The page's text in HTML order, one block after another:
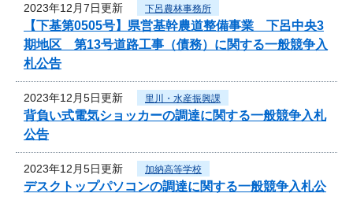
2023年12月7日更新 下呂農林事務所
【下基第0505号】県営基幹農道整備事業 下呂中央3
期地区 第13号道路工事（債務）に関する一般競争入
札公告
2023年12月5日更新 里川・水産振興課
背負い式電気ショッカーの調達に関する一般競争入札
公告
2023年12月5日更新 加納高等学校
デスクトップパソコンの調達に関する一般競争入札公